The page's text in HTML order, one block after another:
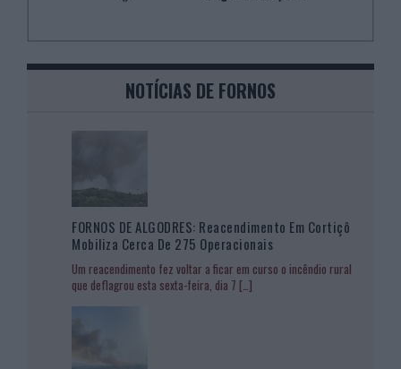
NOTÍCIAS DE FORNOS
FORNOS DE ALGODRES: Reacendimento Em Cortiçô
Mobiliza Cerca De 275 Operacionais
Um reacendimento fez voltar a ficar em curso o incêndio rural
que deflagrou esta sexta-feira, dia 7 […]